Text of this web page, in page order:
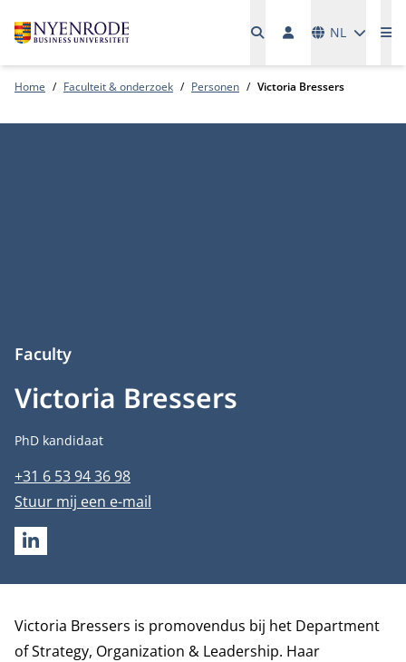
NL
Home Faculteit & onderzoek Personen Victoria Bressers
Victoria Bressers
Faculty
Functietitel
PhD kandidaat
Telefoonnummer
+31 6 53 94 36 98
E-mailadres
Stuur mij een e-mail
LINKEDIN
Biografie
Victoria Bressers is promovendus bij het Department
of Strategy, Organization & Leadership. Haar